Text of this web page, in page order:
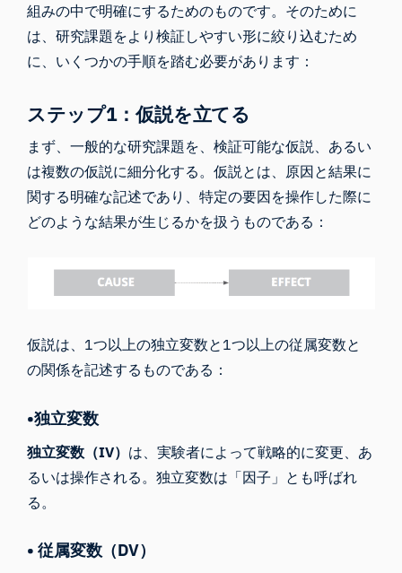
組みの中で明確にするためのものです。そのために
は、研究課題をより検証しやすい形に絞り込むため
に、いくつかの手順を踏む必要があります：
ステップ1：仮説を立てる
まず、一般的な研究課題を、検証可能な仮説、あるい
は複数の仮説に細分化する。仮説とは、原因と結果に
関する明確な記述であり、特定の要因を操作した際に
どのような結果が生じるかを扱うものである：
仮説は、1つ以上の独立変数と1つ以上の従属変数と
の関係を記述するものである：
•独立変数
独立変数（IV） は、実験者によって戦略的に変更、あ
るいは操作される。独立変数は「因子」とも呼ばれ
る。
• 従属変数（DV）